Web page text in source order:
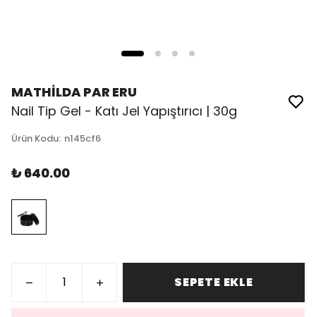
MATHİLDA PAR ERU
Nail Tip Gel - Katı Jel Yapıştırıcı | 30g
Ürün Kodu: n145cf6
₺ 640.00
SEPETE EKLE